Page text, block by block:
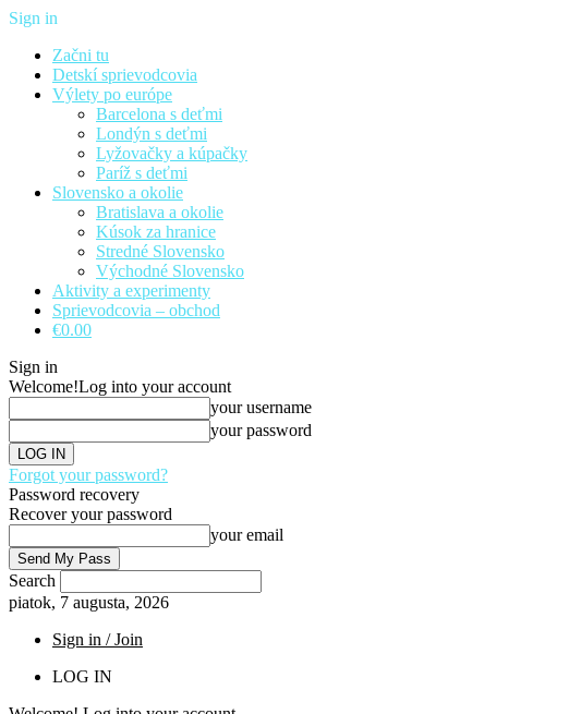
Sign in
Začni tu
Detskí sprievodcovia
Výlety po európe
Barcelona s deťmi
Londýn s deťmi
Lyžovačky a kúpačky
Paríž s deťmi
Slovensko a okolie
Bratislava a okolie
Kúsok za hranice
Stredné Slovensko
Východné Slovensko
Aktivity a experimenty
Sprievodcovia – obchod
€0.00
Sign in
Welcome!Log into your account
your username
your password
Forgot your password?
Password recovery
Recover your password
your email
Search
piatok, 7 augusta, 2026
Sign in / Join
LOG IN